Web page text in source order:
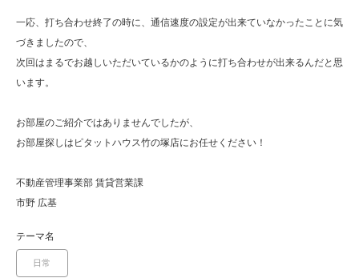
一応、打ち合わせ終了の時に、通信速度の設定が出来ていなかったことに気
づきましたので、
次回はまるでお越しいただいているかのように打ち合わせが出来るんだと思
います。
お部屋のご紹介ではありませんでしたが、
お部屋探しはピタットハウス竹の塚店にお任せください！
不動産管理事業部 賃貸営業課
市野 広基
テーマ名
日常